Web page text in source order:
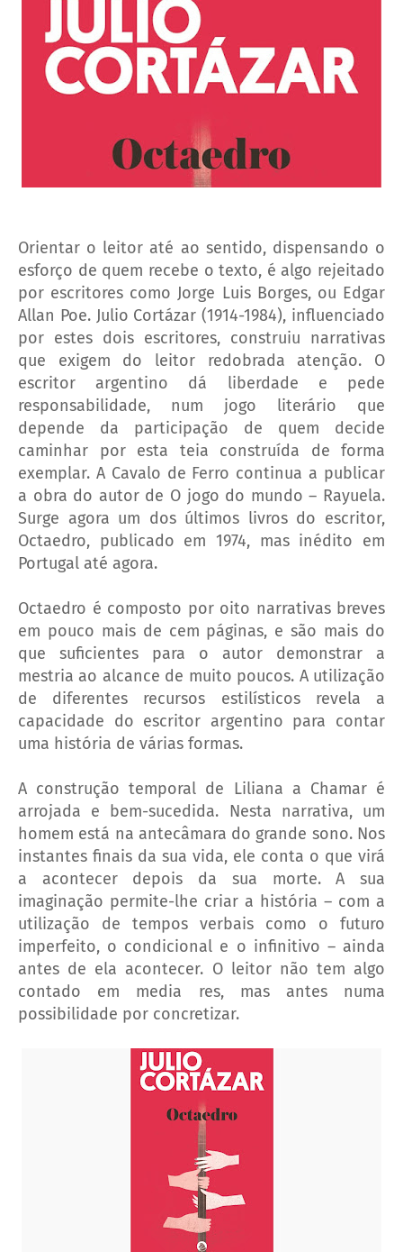
Orientar o leitor até ao sentido, dispensando o
esforço de quem recebe o texto, é algo rejeitado
por escritores como Jorge Luis Borges, ou Edgar
Allan Poe. Julio Cortázar (1914-1984), influenciado
por estes dois escritores, construiu narrativas
que exigem do leitor redobrada atenção. O
escritor argentino dá liberdade e pede
responsabilidade, num jogo literário que
depende da participação de quem decide
caminhar por esta teia construída de forma
exemplar. A Cavalo de Ferro continua a publicar
a obra do autor de O jogo do mundo – Rayuela.
Surge agora um dos últimos livros do escritor,
Octaedro, publicado em 1974, mas inédito em
Portugal até agora.
Octaedro é composto por oito narrativas breves
em pouco mais de cem páginas, e são mais do
que suficientes para o autor demonstrar a
mestria ao alcance de muito poucos. A utilização
de diferentes recursos estilísticos revela a
capacidade do escritor argentino para contar
uma história de várias formas.
A construção temporal de Liliana a Chamar é
arrojada e bem-sucedida. Nesta narrativa, um
homem está na antecâmara do grande sono. Nos
instantes finais da sua vida, ele conta o que virá
a acontecer depois da sua morte. A sua
imaginação permite-lhe criar a história – com a
utilização de tempos verbais como o futuro
imperfeito, o condicional e o infinitivo – ainda
antes de ela acontecer. O leitor não tem algo
contado em media res, mas antes numa
possibilidade por concretizar.